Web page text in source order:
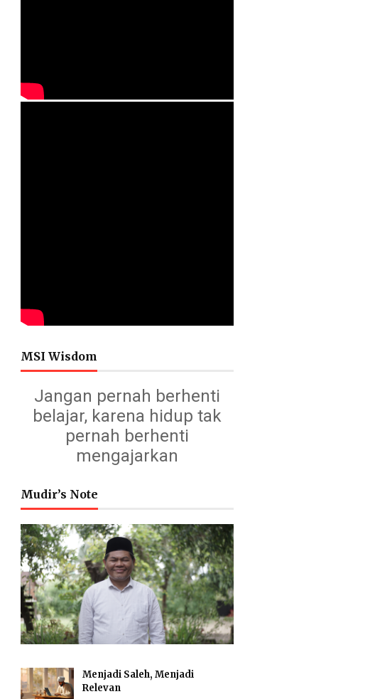
MSI Wisdom
Jangan pernah berhenti
belajar, karena hidup tak
pernah berhenti
mengajarkan
Mudir’s Note
Menjadi Saleh, Menjadi
Relevan